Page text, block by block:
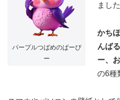
パープルつばめのぱーぴ
ー
ました
かち
んば
ー、
の6種